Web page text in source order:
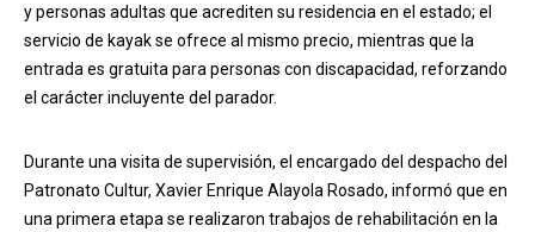
y personas adultas que acrediten su residencia en el estado; el
servicio de kayak se ofrece al mismo precio, mientras que la
entrada es gratuita para personas con discapacidad, reforzando
el carácter incluyente del parador.
Durante una visita de supervisión, el encargado del despacho del
Patronato Cultur, Xavier Enrique Alayola Rosado, informó que en
una primera etapa se realizaron trabajos de rehabilitación en la